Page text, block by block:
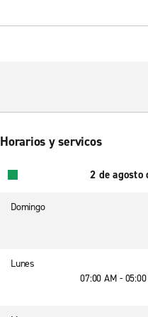
Horarios y servicos
2 de agosto
Domingo
Lunes
07:00 AM -